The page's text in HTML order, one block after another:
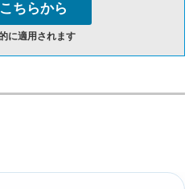
ちらから
に適用されます